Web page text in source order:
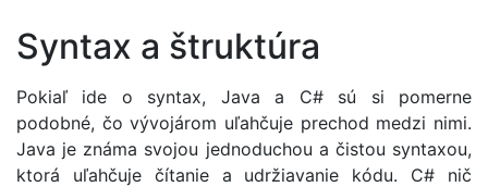
Syntax a štruktúra
Pokiaľ ide o syntax, Java a C# sú si pomerne
podobné, čo vývojárom uľahčuje prechod medzi nimi.
Java je známa svojou jednoduchou a čistou syntaxou,
ktorá uľahčuje čítanie a udržiavanie kódu. C# nič